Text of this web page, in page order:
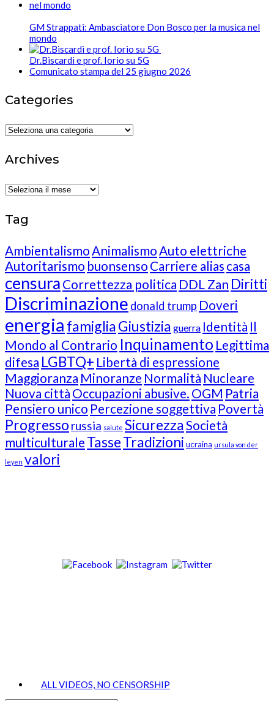
GM Strappati: Ambasciatore Don Bosco per la musica nel
mondo
Dr.Biscardi e prof. Iorio su 5G
Comunicato stampa del 25 giugno 2026
Categories
Categories
Archives
Archives
Tag
AmbientalismoAnimalismoAuto elettriche
Autoritarismo buonsenso Carriere alias casa
censura Correttezza politica DDL Zan Diritti
Discriminazione donald trump Doveri
energia famigliaGiustizia guerra Identità Il
Mondo al Contrario Inquinamento Legittima
difesa LGBTQ+ Libertà di espressione
Maggioranza Minoranze Normalità Nucleare
Nuova città Occupazioni abusive. OGM Patria
Pensiero unico Percezione soggettiva Povertà
Progresso russia salute SicurezzaSocietà
multiculturale TasseTradizioni ucraina ursula von der
leyen valori
ALL VIDEOS, NO CENSORSHIP